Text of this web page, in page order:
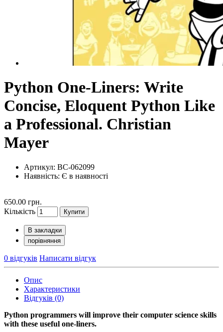
Python One-Liners: Write
Concise, Eloquent Python Like
a Professional. Christian
Mayer
Артикул: BC-062099
Наявність: Є в наявності
650.00 грн.
Кількість
Купити
В закладки
порівняння
0 відгуків Написати відгук
Опис
Характеристики
Відгуків (0)
Python programmers will improve their computer science skills
with these useful one-liners.